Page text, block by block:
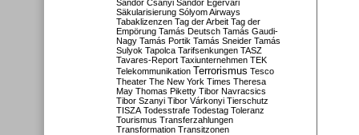
Sándor Csányi Sándor Egervári
Säkularisierung Sólyom Airways
Tabaklizenzen Tag der Arbeit Tag der
Empörung Tamás Deutsch Tamás Gaudi-
Nagy Tamás Portik Tamás Sneider Tamás
Sulyok Tapolca Tarifsenkungen TASZ
Tavares-Report Taxiunternehmen TEK
Telekommunikation Terrorismus Tesco
Theater The New York Times Theresa
May Thomas Piketty Tibor Navracsics
Tibor Szanyi Tibor Várkonyi Tierschutz
TISZA Todesstrafe Todestag Toleranz
Tourismus Transferzahlungen
Transformation Transitzonen